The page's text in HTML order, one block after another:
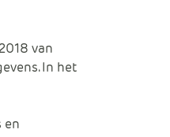
8 van
. In het
en